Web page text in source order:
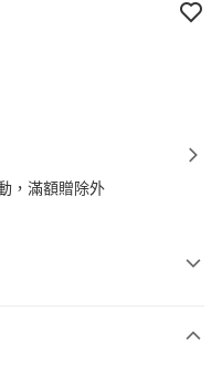
，滿額贈除外